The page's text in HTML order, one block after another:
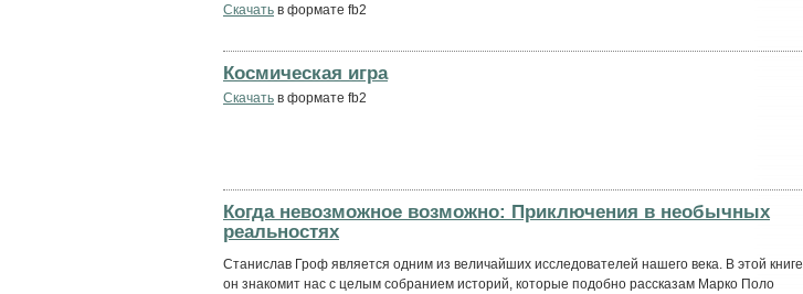
Скачать в формате fb2
Космическая игра
Скачать в формате fb2
Когда невозможное возможно: Приключения в необычных
реальностях
Станислав Гроф является одним из величайших исследователей нашего века. В этой книге
он знакомит нас с целым собранием историй, которые подобно рассказам Марко Поло